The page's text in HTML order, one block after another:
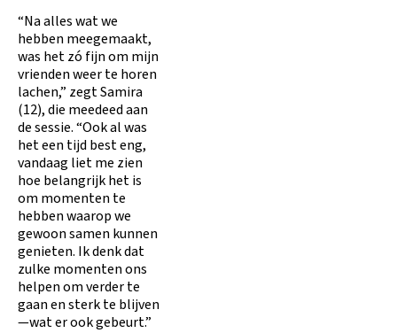
“Na alles wat we
hebben meegemaakt,
was het zó fijn om mijn
vrienden weer te horen
lachen,” zegt Samira
(12), die meedeed aan
de sessie. “Ook al was
het een tijd best eng,
vandaag liet me zien
hoe belangrijk het is
om momenten te
hebben waarop we
gewoon samen kunnen
genieten. Ik denk dat
zulke momenten ons
helpen om verder te
gaan en sterk te blijven
—wat er ook gebeurt.”